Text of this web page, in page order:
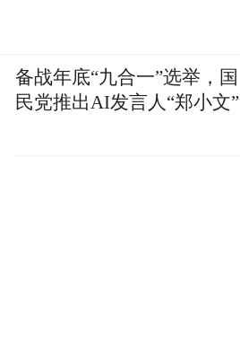
备战年底“九合一”选举，国
民党推出AI发言人“郑小文”